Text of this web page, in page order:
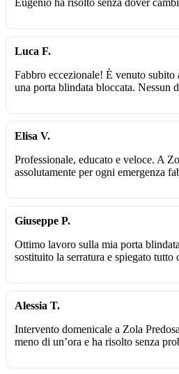
Luca F.
Fabbro eccezionale! È venuto subito
una porta blindata bloccata. Nessun
Elisa V.
Professionale, educato e veloce. A
assolutamente per ogni emergenza
Giuseppe P.
Ottimo lavoro sulla mia porta
sostituito la serratura e spiegato tutto
Alessia T.
Intervento domenicale a Zola
meno di un’ora e ha risolto senza